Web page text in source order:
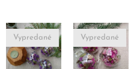
Vypredané Vypredané